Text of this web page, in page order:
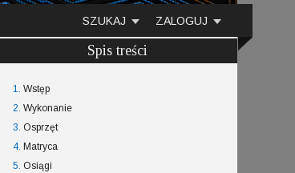
ZALOGUJ
SZUKAJ
Spis treści
1. Wstęp
2. Wykonanie
3. Osprzęt
4. Matryca
5. Osiągi